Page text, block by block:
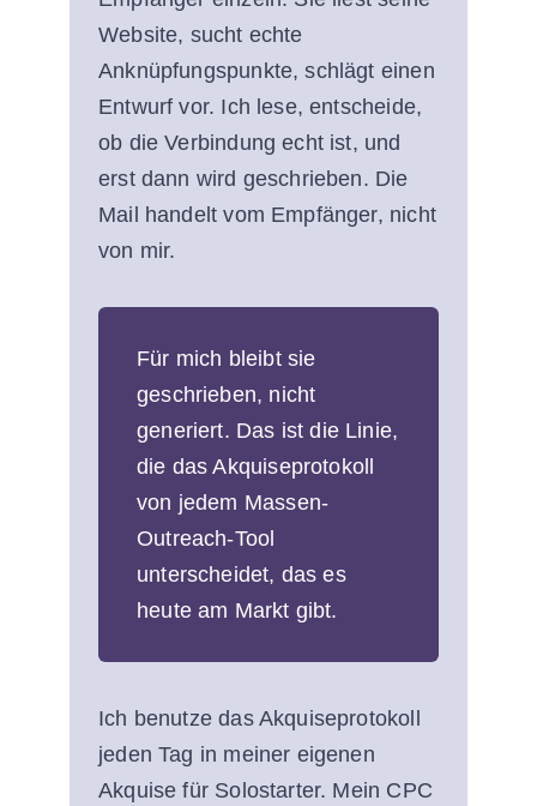
Website, sucht echte
Anknüpfungspunkte, schlägt einen
Entwurf vor. Ich lese, entscheide,
ob die Verbindung echt ist, und
erst dann wird geschrieben. Die
Mail handelt vom Empfänger, nicht
von mir.
Für mich bleibt sie
geschrieben, nicht
generiert. Das ist die Linie,
die das Akquiseprotokoll
von jedem Massen-
Outreach-Tool
unterscheidet, das es
heute am Markt gibt.
Ich benutze das Akquiseprotokoll
jeden Tag in meiner eigenen
Akquise für Solostarter. Mein CPC